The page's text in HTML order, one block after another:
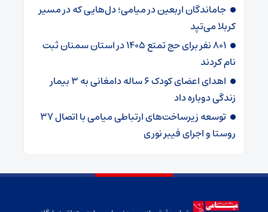
جاماندگان اربعین در میامی؛ دل‌هایی که در مسیر
کربلا می‌تپد
۸۰۱ نفر برای حج تمتع ۱۴۰۵ در استان سمنان ثبت
نام کردند
اهدای اعضای کودک ۶ ساله دامغانی به ۳ بیمار
زندگی دوباره داد
توسعه زیرساخت‌های ارتباطی میامی با اتصال ۳۷
روستا و اجرای فیبر نوری